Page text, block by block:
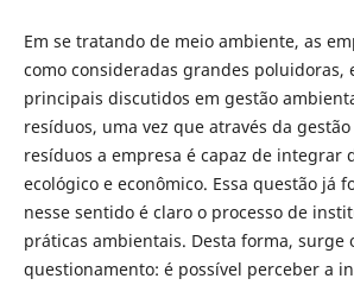
Em se tratando de meio ambiente, as
como consideradas grandes poluidoras,
principais discutidos em gestão
resíduos, uma vez que através da
resíduos a empresa é capaz de integrar
ecológico e econômico. Essa questão já
nesse sentido é claro o processo de
práticas ambientais. Desta forma, surge
questionamento: é possível perceber a